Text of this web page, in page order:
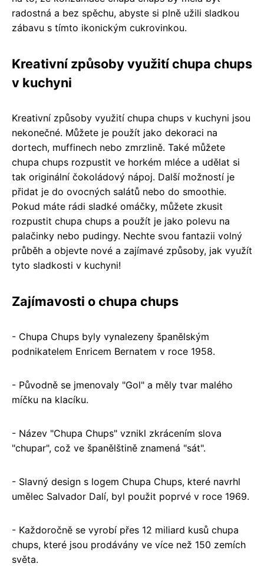
radostná a bez spěchu, abyste si plně užili sladkou
zábavu s tímto ikonickým cukrovinkou.
Kreativní způsoby využití chupa chups
v kuchyni
Kreativní způsoby využití chupa chups v kuchyni jsou
nekonečné. Můžete je použít jako dekoraci na
dortech, muffinech nebo zmrzlině. Také můžete
chupa chups rozpustit ve horkém mléce a udělat si
tak originální čokoládový nápoj. Další možností je
přidat je do ovocných salátů nebo do smoothie.
Pokud máte rádi sladké omáčky, můžete zkusit
rozpustit chupa chups a použít je jako polevu na
palačinky nebo pudingy. Nechte svou fantazii volný
průběh a objevte nové a zajímavé způsoby, jak využít
tyto sladkosti v kuchyni!
Zajímavosti o chupa chups
- Chupa Chups byly vynalezeny španělským
podnikatelem Enricem Bernatem v roce 1958.
- Původně se jmenovaly "Gol" a měly tvar malého
míčku na klacíku.
- Název "Chupa Chups" vznikl zkrácením slova
"chupar", což ve španělštině znamená "sát".
- Slavný design s logem Chupa Chups, které navrhl
umělec Salvador Dalí, byl použit poprvé v roce 1969.
- Každoročně se vyrobí přes 12 miliard kusů chupa
chups, které jsou prodávány ve více než 150 zemích
světa.